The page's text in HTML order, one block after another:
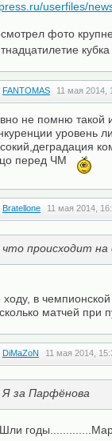
userfiles/
фото
FANTOMAS 11 мая 2014,
не помню такой
уровень
перед ЧМ
Bratellone 11 мая 2014,
что происходит
ходу, в
матчей при
DiMaZoN 11 мая 2014,
Я за Парфёнова